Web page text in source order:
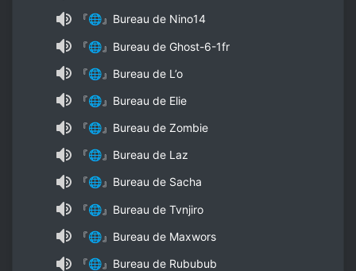
『🌐』Bureau de Nino14
『🌐』Bureau de Ghost-6-1fr
『🌐』Bureau de L’o
『🌐』Bureau de Elie
『🌐』Bureau de Zombie
『🌐』Bureau de Laz
『🌐』Bureau de Sacha
『🌐』Bureau de Tvnjiro
『🌐』Bureau de Maxwors
『🌐』Bureau de Rububub